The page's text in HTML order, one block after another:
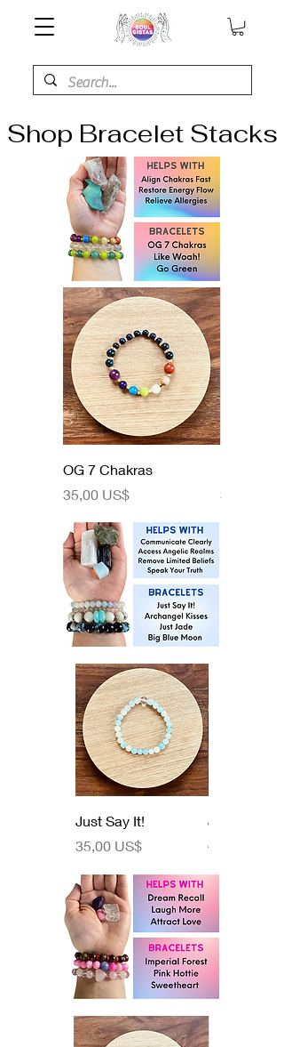
Shop Bracelet Stacks
OG 7 Chakras
Precio
35,00 US$
Precio
35,00 US$
Just Say It!
Precio
35,00 US$
Just Jade
Agotado